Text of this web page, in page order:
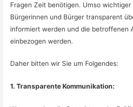
Fragen Zeit benötigen. Umso
Bürgerinnen und Bürger transparent
informiert werden und die betroffenen
einbezogen werden.
Daher bitten wir Sie um Folgendes:
1. Transparente Kommunikation: